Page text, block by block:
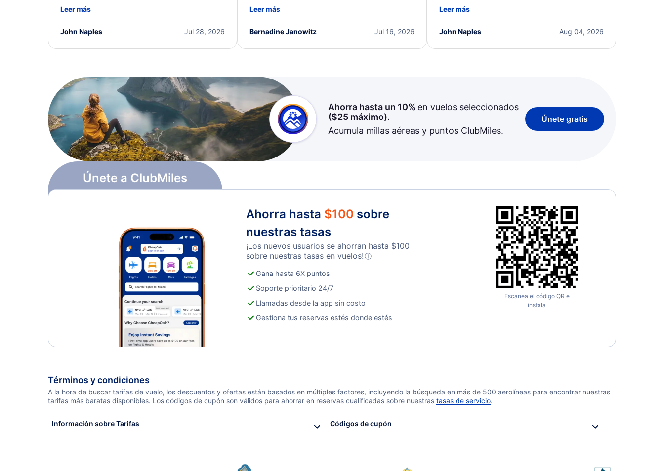
a solution and kept me informed of the next steps.
Leer más
Jul 28, 2026
John Naples
process. They quickly found alternative flight
I truly appreciate the excellent support and
Leer más
Jul 16, 2026
Bernadine Janowitz
beyond to resolve the issue. I'm grateful for the
Leer más
Aug 04, 2026
John Naples
Únete a ClubMiles
Ahorra hasta un 10% en vuelos seleccionados
($25máximo).
Acumula millas aéreas y puntos ClubMiles.
Únete gratis
Ahorra hasta $100 sobre
nuestras tasas
¡Los nuevos usuarios se ahorran hasta $100
sobre nuestras tasas en vuelos!ⓘ
Gana hasta 6X puntos
Soporte prioritario 24/7
Llamadas desde la app sin costo
Gestiona tus reservas estés donde estés
Escanea el código QR e
instala
Términos y condiciones
A la hora de buscar tarifas de vuelo, los descuentos y ofertas están basados en múltiples factores, incluyendo la búsqueda en más de 500 aerolíneas para encontrar nuestras
tarifas más baratas disponibles. Los códigos de cupón son válidos para ahorrar en reservas cualificadas sobre nuestras tasas de servicio.
Información sobre Tarifas Códigos de cupón